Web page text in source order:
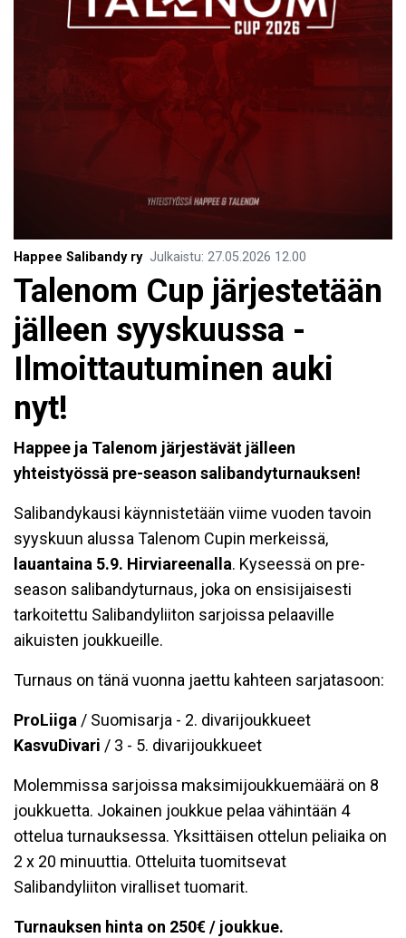
Happee Salibandy ry Julkaistu: 27.05.2026 12.00
Talenom Cup järjestetään
jälleen syyskuussa -
Ilmoittautuminen auki
nyt!
Happee ja Talenom järjestävät jälleen
yhteistyössä pre-season salibandyturnauksen!
Salibandykausi käynnistetään viime vuoden tavoin
syyskuun alussa Talenom Cupin merkeissä,
lauantaina 5.9. Hirviareenalla. Kyseessä on pre-
season salibandyturnaus, joka on ensisijaisesti
tarkoitettu Salibandyliiton sarjoissa pelaaville
aikuisten joukkueille.
Turnaus on tänä vuonna jaettu kahteen sarjatasoon:
ProLiiga / Suomisarja - 2. divarijoukkueet
KasvuDivari / 3 - 5. divarijoukkueet
Molemmissa sarjoissa maksimijoukkuemäärä on 8
joukkuetta. Jokainen joukkue pelaa vähintään 4
ottelua turnauksessa. Yksittäisen ottelun peliaika on
2 x 20 minuuttia. Otteluita tuomitsevat
Salibandyliiton viralliset tuomarit.
Turnauksen hinta on 250€ / joukkue.